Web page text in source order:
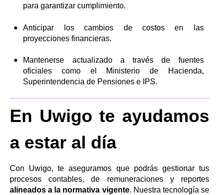
para garantizar cumplimiento.
Anticipar los cambios de costos en las
proyecciones financieras.
Mantenerse actualizado a través de fuentes
oficiales como el Ministerio de Hacienda,
Superintendencia de Pensiones e IPS.
En Uwigo te ayudamos
a estar al día
Con Uwigo, te aseguramos que podrás gestionar tus
procesos contables, de remuneraciones y reportes
alineados a la normativa vigente. Nuestra tecnología se